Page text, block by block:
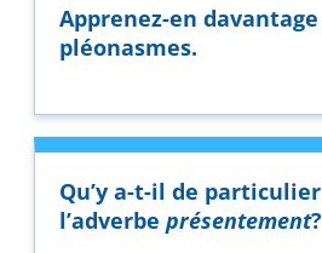
Apprenez-en
pléonasmes.
Qu’y a-t-il de
l’adverbe présentement?